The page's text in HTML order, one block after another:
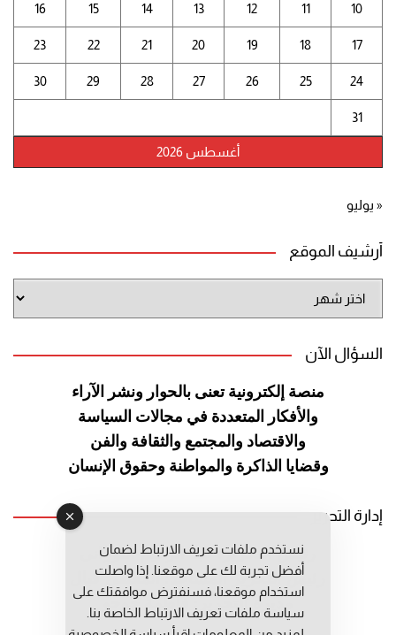
أغسطس 2026
10
11
12
13
14
15
16
17
18
19
20
21
22
23
24
25
26
27
28
29
30
31
« يوليو
أرشيف الموقع
الموقع
السؤال الآن
منصة إلكترونية تعنى بالحوار ونشر الآراء
والأفكار المتعددة في مجالات السياسة
والاقتصاد والمجتمع والثقافة والفن
وقضايا الذاكرة والمواطنة وحقوق الإنسان
إدارة التحرير
رئيس التحرير: عبد الرحيم التوراني
رئيس التحرير المساعد: المعطي قبال
مديرة التحرير: فاطمة حوحو
نستخدم ملفات تعريف الارتباط لضمان
أفضل تجربة لك على موقعنا. إذا واصلت
استخدام موقعنا، فسنفترض موافقتك على
سياسة ملفات تعريف الارتباط الخاصة بنا.